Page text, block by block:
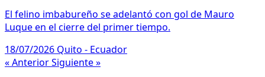
El felino imbabureño se adelantó con gol de Mauro
Luque en el cierre del primer tiempo.
18/07/2026 Quito - Ecuador
« AnteriorSiguiente »